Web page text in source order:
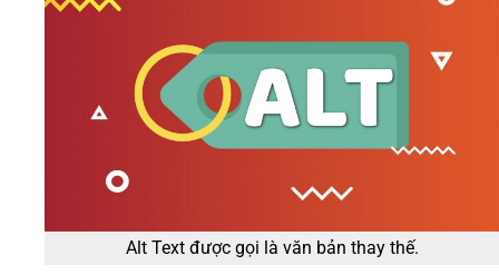
Alt Text được gọi là văn bản thay thế.